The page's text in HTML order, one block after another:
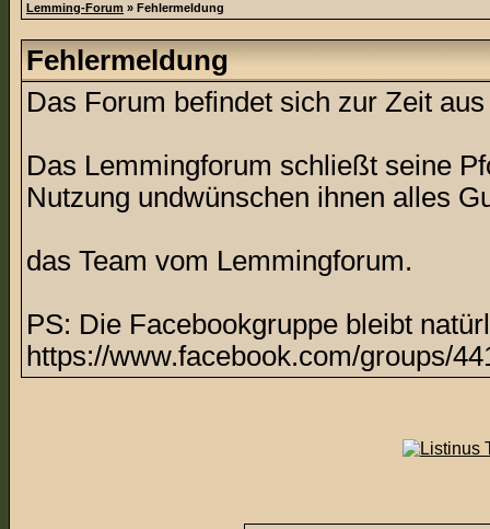
Lemming-Forum » Fehlermeldung
Fehlermeldung
Das Forum befindet sich zur Zeit
Das Lemmingforum schließt seine
Nutzung undwünschen ihnen alles
das Team vom Lemmingforum.
PS: Die Facebookgruppe bleibt
https://www.facebook.com/groups/